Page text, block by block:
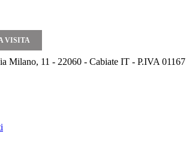
VISITA
Milano, 11 - 22060 - Cabiate IT - P.IVA